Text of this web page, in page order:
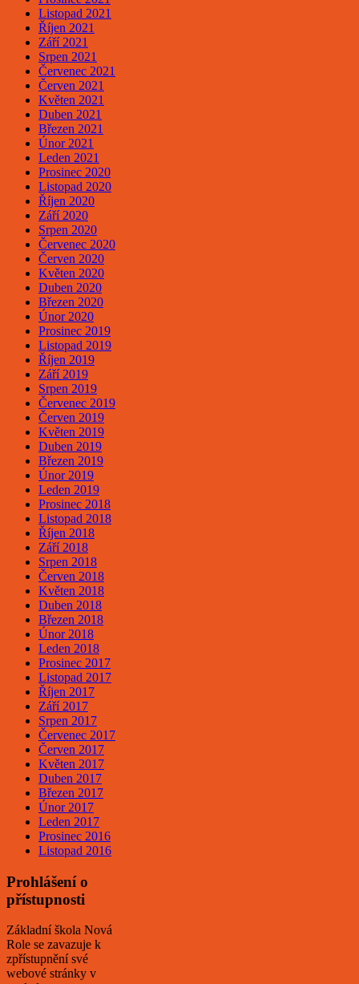
Listopad 2021
Říjen 2021
Září 2021
Srpen 2021
Červenec 2021
Červen 2021
Květen 2021
Duben 2021
Březen 2021
Únor 2021
Leden 2021
Prosinec 2020
Listopad 2020
Říjen 2020
Září 2020
Srpen 2020
Červenec 2020
Červen 2020
Květen 2020
Duben 2020
Březen 2020
Únor 2020
Prosinec 2019
Listopad 2019
Říjen 2019
Září 2019
Srpen 2019
Červenec 2019
Červen 2019
Květen 2019
Duben 2019
Březen 2019
Únor 2019
Leden 2019
Prosinec 2018
Listopad 2018
Říjen 2018
Září 2018
Srpen 2018
Červen 2018
Květen 2018
Duben 2018
Březen 2018
Únor 2018
Leden 2018
Prosinec 2017
Listopad 2017
Říjen 2017
Září 2017
Srpen 2017
Červenec 2017
Červen 2017
Květen 2017
Duben 2017
Březen 2017
Únor 2017
Leden 2017
Prosinec 2016
Listopad 2016
Prohlášení o
přístupnosti
Základní škola Nová
Role se zavazuje k
zpřístupnění své
webové stránky v